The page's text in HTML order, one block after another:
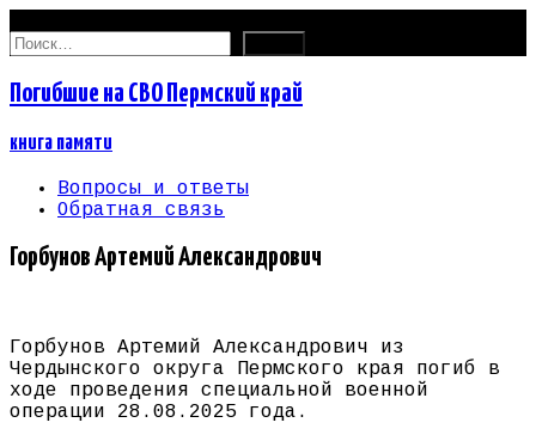
Найти:
Погибшие на СВО Пермский край
книга памяти
Вопросы и ответы
Обратная связь
Горбунов Артемий Александрович
Горбунов Артемий Александрович из
Чердынского округа Пермского края погиб в
ходе проведения специальной военной
операции 28.08.2025 года.